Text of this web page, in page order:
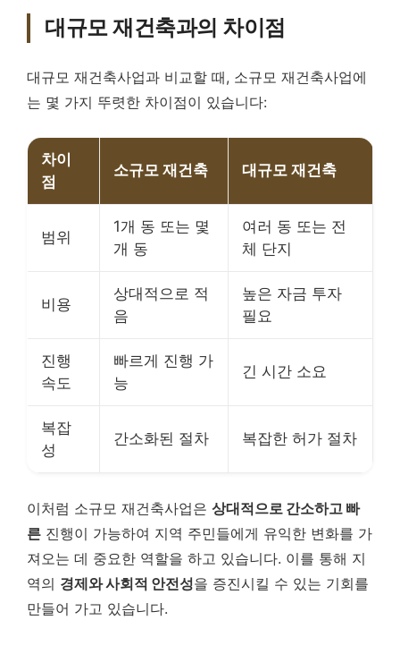
대규모 재건축과의 차이점
대규모 재건축사업과 비교할 때, 소규모 재건축사업에
는 몇 가지 뚜렷한 차이점이 있습니다:
차이
점
소규모 재건축 대규모 재건축
범위
1개 동 또는 몇
개 동
여러 동 또는 전
체 단지
비용
상대적으로 적
음
높은 자금 투자
필요
진행
속도
빠르게 진행 가
능
긴 시간 소요
복잡
성
간소화된 절차 복잡한 허가 절차
이처럼 소규모 재건축사업은 상대적으로 간소하고 빠
른 진행이 가능하여 지역 주민들에게 유익한 변화를 가
져오는 데 중요한 역할을 하고 있습니다. 이를 통해 지
역의 경제와 사회적 안전성을 증진시킬 수 있는 기회를
만들어 가고 있습니다.